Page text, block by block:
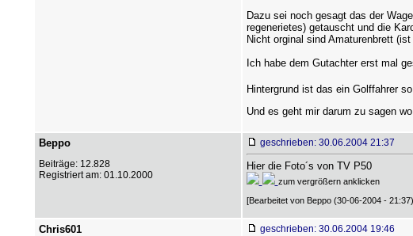
Dazu sei noch gesagt das der
regenerietes) getauscht und die
Nicht orginal sind Amaturenbrett
Ich habe dem Gutachter erst mal
Hintergrund ist das ein Golffahrer
Und es geht mir darum zu sagen
Beppo
Beiträge: 12.828
Registriert am: 01.10.2000
geschrieben: 30.06.2004 21:37
Hier die Foto´s von TV P50
zum vergrößern anklicken
[Bearbeitet von Beppo (30-06-2004 -
Chris601 geschrieben: 30.06.2004 19:46